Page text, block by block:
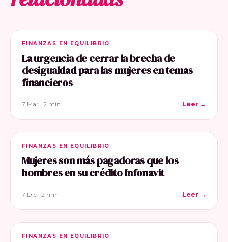
FINANZAS EN EQUILIBRIO
La urgencia de cerrar la brecha de
desigualdad para las mujeres en temas
financieros
7 Mar · 2 min Leer →
FINANZAS EN EQUILIBRIO
Mujeres son más pagadoras que los
hombres en su crédito Infonavit
7 Dic · 2 min Leer →
FINANZAS EN EQUILIBRIO